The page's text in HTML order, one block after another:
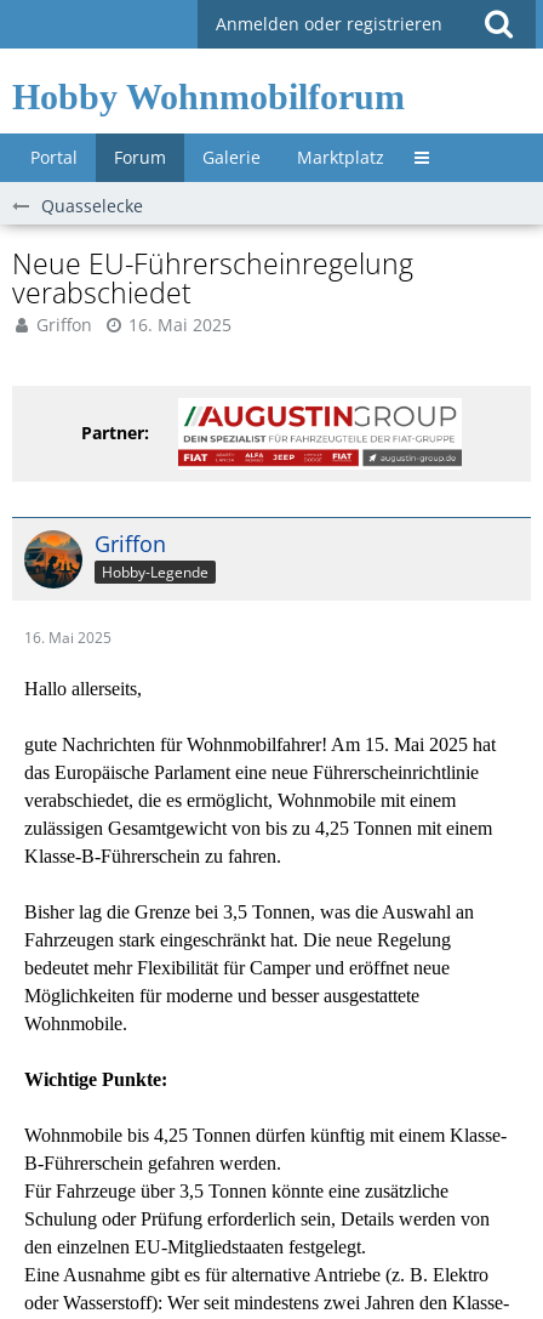
Anmelden oder registrieren
Hobby Wohnmobilforum
Portal Forum Galerie Marktplatz Untermenü »
Quasselecke
Neue EU-Führerscheinregelung
verabschiedet
Griffon 16. Mai 2025
Partner:
Griffon
Hobby-Legende
16. Mai 2025
Hallo allerseits,
gute Nachrichten für Wohnmobilfahrer! Am 15. Mai 2025 hat
das Europäische Parlament eine neue Führerscheinrichtlinie
verabschiedet, die es ermöglicht, Wohnmobile mit einem
zulässigen Gesamtgewicht von bis zu 4,25 Tonnen mit einem
Klasse-B-Führerschein zu fahren.
Bisher lag die Grenze bei 3,5 Tonnen, was die Auswahl an
Fahrzeugen stark eingeschränkt hat. Die neue Regelung
bedeutet mehr Flexibilität für Camper und eröffnet neue
Möglichkeiten für moderne und besser ausgestattete
Wohnmobile.
Wichtige Punkte:
Wohnmobile bis 4,25 Tonnen dürfen künftig mit einem Klasse-
B-Führerschein gefahren werden.
Für Fahrzeuge über 3,5 Tonnen könnte eine zusätzliche
Schulung oder Prüfung erforderlich sein, Details werden von
den einzelnen EU-Mitgliedstaaten festgelegt.
Eine Ausnahme gibt es für alternative Antriebe (z. B. Elektro
oder Wasserstoff): Wer seit mindestens zwei Jahren den Klasse-